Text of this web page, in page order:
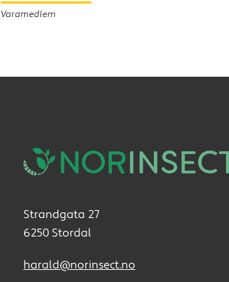
Varamedlem
Strandgata 27
6250 Stordal
harald@norinsect.no